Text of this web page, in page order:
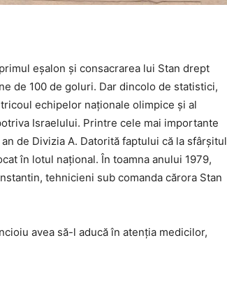
eșalon și consacrarea lui Stan drept
de 100 de goluri. Dar dincolo de statistici,
echipelor naționale olimpice și al
Israelului. Printre cele mai importante
de Divizia A. Datorită faptului că la sfârşitul
în lotul naţional. În toamna anului 1979,
tehnicieni sub comanda cărora Stan
avea să-l aducă în atenția medicilor,